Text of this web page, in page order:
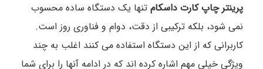
پرینتر چاپ کارت داسکام تنها یک دستگاه ساده محسوب
نمی شود، بلکه ترکیبی از دقت، دوام و فناوری روز است.
کاربرانی که از این دستگاه استفاده می کنند اغلب به چند
ویژگی خیلی مهم اشاره کرده اند که در ادامه آنها را برای شما